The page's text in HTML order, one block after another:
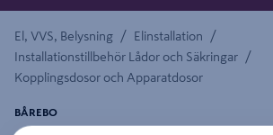
El, VVS, Belysning / Elinstallation /
Installationstillbehör Lådor och Säkringar /
Kopplingsdosor och Apparatdosor
BÅREBO